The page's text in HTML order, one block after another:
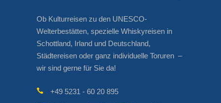
Ob Kulturreisen zu den UNESCO-
Welterbestätten, spezielle Whiskyreisen in
Schottland, Irland und Deutschland,
Städtereisen oder ganz individuelle Toruren –
wir sind gerne für Sie da!
+49 5231 - 60 20 895